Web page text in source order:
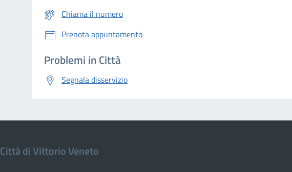
Chiama il numero
Prenota appuntamento
Problemi in Città
Segnala disservizio
Città di Vittorio Veneto